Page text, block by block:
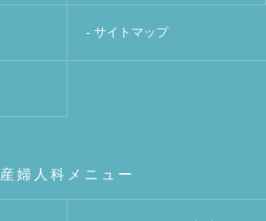
- サイトマップ
産婦人科メニュー